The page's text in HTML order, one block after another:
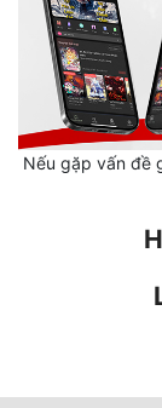
Mỹ Thực
Ngôn Tình
Nữ Cường
Phong Thủy - Tâm
Quan Trường
Nếu gặp vấn đề